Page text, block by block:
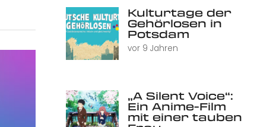
Kulturtage der
Gehörlosen in
Potsdam
vor 9 Jahren
„A Silent Voice“:
Ein Anime-Film
mit einer tauben